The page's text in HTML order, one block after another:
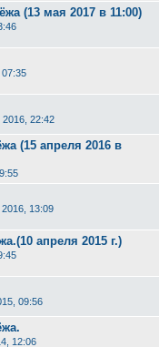
(13 мая 2017 в 11:00)
07:35
2016, 22:42
(15 апреля 2016 в
13:09
апреля 2015 г.)
09:56
12:06